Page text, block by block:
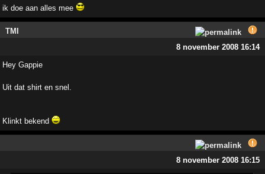
ik doe aan alles mee
TMI
8 november 2008 16:14
Hey Gappie
Uit dat shirt en snel.
Klinkt bekend
8 november 2008 16:15